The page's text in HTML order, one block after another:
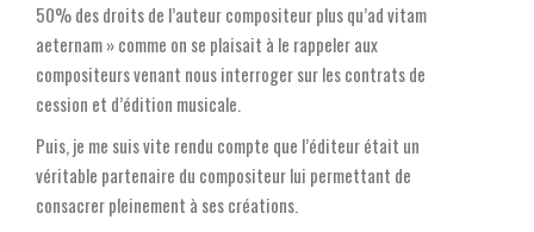
50% des droits de l’auteur compositeur plus qu’ad vitam
aeternam » comme on se plaisait à le rappeler aux
compositeurs venant nous interroger sur les contrats de
cession et d’édition musicale.
Puis, je me suis vite rendu compte que l’éditeur était un
véritable partenaire du compositeur lui permettant de
consacrer pleinement à ses créations.